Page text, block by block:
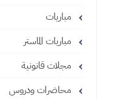
مباريات
مباريات الماستر
مجلات قانونية
محاضرات ودروس